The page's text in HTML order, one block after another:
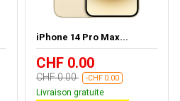
iPhone 14 Pro Max...
CHF 0.00
CHF 0.00 -CHF 0.00
Livraison gratuite